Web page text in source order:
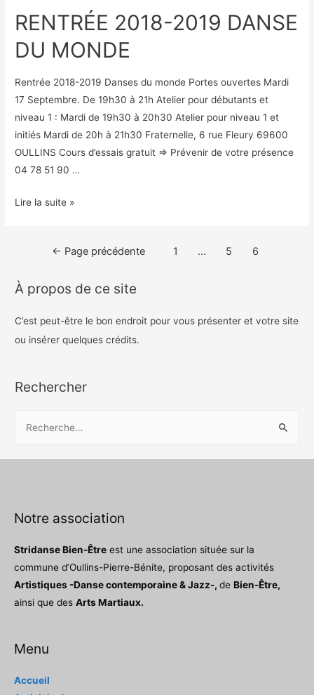
RENTRÉE 2018-2019 DANSE
DU MONDE
Rentrée 2018-2019 Danses du monde Portes ouvertes Mardi
17 Septembre. De 19h30 à 21h Atelier pour débutants et
niveau 1 : Mardi de 19h30 à 20h30 Atelier pour niveau 1 et
initiés Mardi de 20h à 21h30 Fraternelle, 6 rue Fleury 69600
OULLINS Cours d’essais gratuit => Prévenir de votre présence
04 78 51 90 …
RENTRÉE
MONDE
Lire la suite »
Navigation
articles
← Page précédente 1 … 5 6
À propos de ce site
C’est peut-être le bon endroit pour vous présenter et votre site
ou insérer quelques crédits.
Rechercher
r
h
e
r
Notre association
Stridanse Bien-Être est une association située sur la
commune d’Oullins-Pierre-Bénite, proposant des activités
Artistiques -Danse contemporaine & Jazz-, de Bien-Être,
ainsi que des Arts Martiaux.
Menu
Accueil